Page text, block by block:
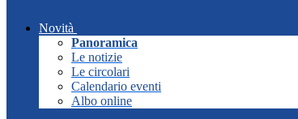
Novità
Panoramica
Le notizie
Le circolari
Calendario eventi
Albo online